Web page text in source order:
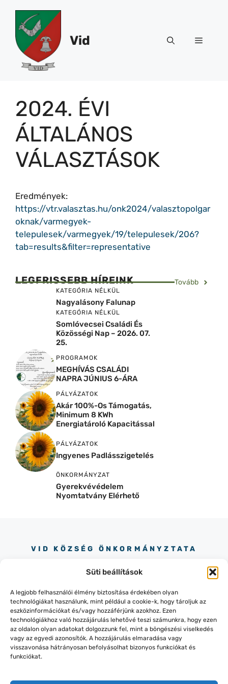
Süti beállítások
A legjobb felhasználói élmény biztosítása érdekében olyan
technológiákat használunk, mint például a cookie-k, hogy tároljuk az
eszközinformációkat és/vagy hozzáférjünk azokhoz. Ezen
technológiákhoz való hozzájárulás lehetővé teszi számunkra, hogy ezen
az oldalon olyan adatokat dolgozzunk fel, mint a böngészési viselkedés
vagy az egyedi azonosítók. A hozzájárulás elmaradása vagy
visszavonása hátrányosan befolyásolhat bizonyos funkciókat és
funkciókat.
tartalomba
Vid Menü
2024. ÉVI
ÁLTALÁNOS
VÁLASZTÁSOK
Eredmények:
https://vtr.valasztas.hu/onk2024/valasztopolgar
oknak/varmegyek-
telepulesek/varmegyek/19/telepulesek/206?
tab=results&filter=representative
LEGFRISSEBB HÍREINK Tovább
KATEGÓRIA NÉLKÜL
Nagyalásony Falunap
KATEGÓRIA NÉLKÜL
Somlóvecsei Családi És
Közösségi Nap – 2026. 07.
25.
PROGRAMOK
MEGHÍVÁS CSALÁDI
NAPRA JÚNIUS 6-ÁRA
PÁLYÁZATOK
Akár 100%-Os Támogatás,
Minimum 8 KWh
Energiatároló Kapacitással
PÁLYÁZATOK
Ingyenes Padlásszigetelés
ÖNKORMÁNYZAT
Gyerekvévédelem
Nyomtatvány Elérhető
VID KÖZSÉG ÖNKORMÁNYZTATA
+36 30 245 73 90
8484 VID, SZÉCHENYI TÉR 14.